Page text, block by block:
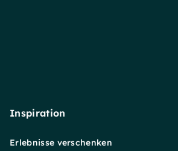
Inspiration
Erlebnisse verschenken